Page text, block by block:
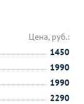
Цена, руб.:
1450
1990
1990
2290